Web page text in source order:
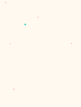
ご注文後
なお、1
ト1通の
ラスは半